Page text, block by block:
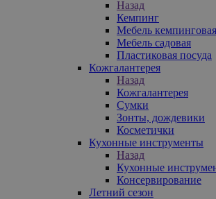
Назад
Кемпинг
Мебель кемпинговая
Мебель садовая
Пластиковая посуда
Кожгалантерея
Назад
Кожгалантерея
Сумки
Зонты, дождевики
Косметички
Кухонные инструменты
Назад
Кухонные
Консервирование
Летний сезон